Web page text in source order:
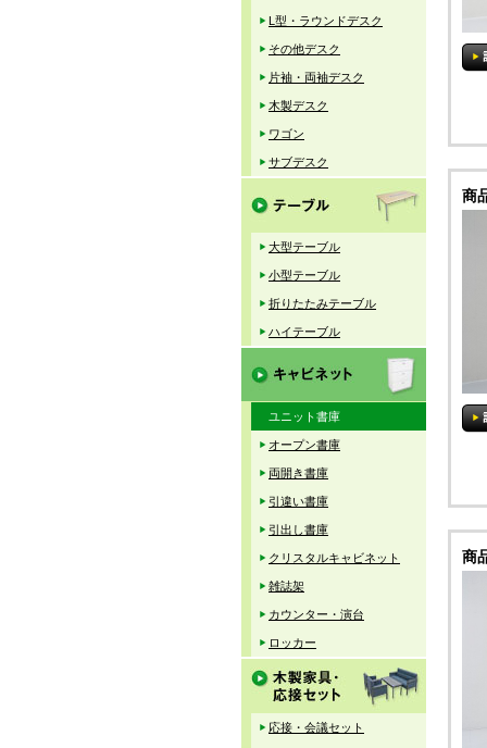
商
商
L型・ラウンドデスク
その他デスク
片袖・両袖デスク
木製デスク
ワゴン
サブデスク
大型テーブル
小型テーブル
折りたたみテーブル
ハイテーブル
ユニット書庫
オープン書庫
両開き書庫
引違い書庫
引出し書庫
クリスタルキャビネット
雑誌架
カウンター・演台
ロッカー
応接・会議セット